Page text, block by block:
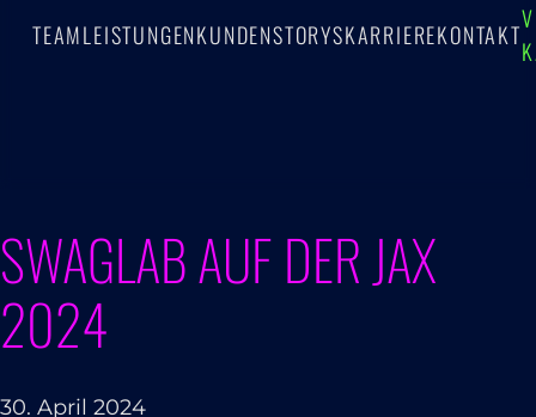
TEAMLEISTUNGENKUNDENSTORYSKARRIEREKONTAKT
SWAGLAB AUF DER JAX
2024
30. April 2024